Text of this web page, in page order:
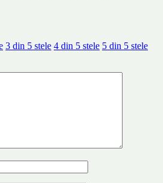
3 din 5 stele 4 din 5 stele 5 din 5 stele